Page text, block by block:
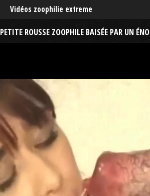
Vidéos zoophilie extreme
PETITE ROUSSE ZOOPHILE BAISÉE PAR UN